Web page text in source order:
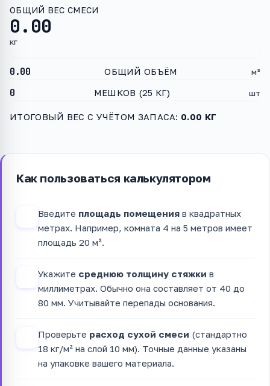
0.00
ОБЩИЙ ВЕС СМЕСИ
кг
0.00 ОБЩИЙ ОБЪЁМ м³
0 МЕШКОВ (25 КГ) шт
ИТОГОВЫЙ ВЕС С УЧЁТОМ ЗАПАСА: 0.00 КГ
Как пользоваться калькулятором
Введите площадь помещения в квадратных
метрах. Например, комната 4 на 5 метров имеет
площадь 20 м².
Укажите среднюю толщину стяжки в
миллиметрах. Обычно она составляет от 40 до
80 мм. Учитывайте перепады основания.
Проверьте расход сухой смеси (стандартно
18 кг/м² на слой 10 мм). Точные данные указаны
на упаковке вашего материала.